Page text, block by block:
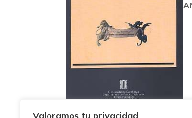
Valoramos tu privacidad